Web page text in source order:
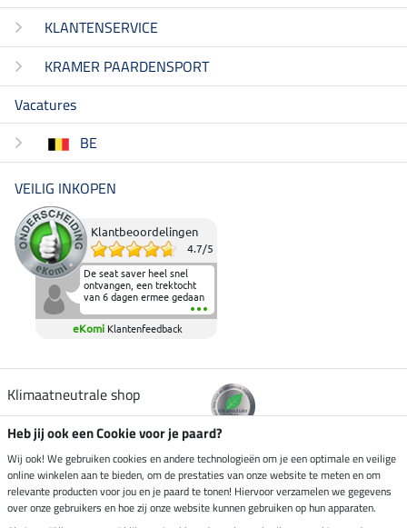
KLANTENSERVICE
KRAMER PAARDENSPORT
Vacatures
BE
VEILIG INKOPEN
Klantbeoordelingen
4.7/5
De seat saver heel snel
ontvangen, een trektocht
van 6 dagen ermee gedaan
en deze heeft de beproeving
fantastisch doorstaan.
Heerlijk zacht om op te
elkaar in het zadel.
eKomi Klantenfeedback
Klimaatneutrale shop
Verzending per
Heb jij ook een Cookie voor je paard?
Wij ook! We gebruiken cookies en andere technologieën om je een optimale en veilige
online winkelen aan te bieden, om de prestaties van onze website te meten en om
relevante producten voor jou en je paard te tonen! Hiervoor verzamelen we gegevens
over onze gebruikers en hoe zij onze website kunnen gebruiken op hun apparaten.